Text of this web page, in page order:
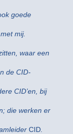
goede
mij.
waar een
de CID-
CID’en, bij
die werken er
CID